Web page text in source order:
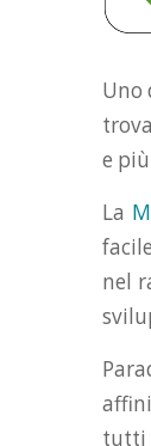
Uno
e
La
nel
tutti